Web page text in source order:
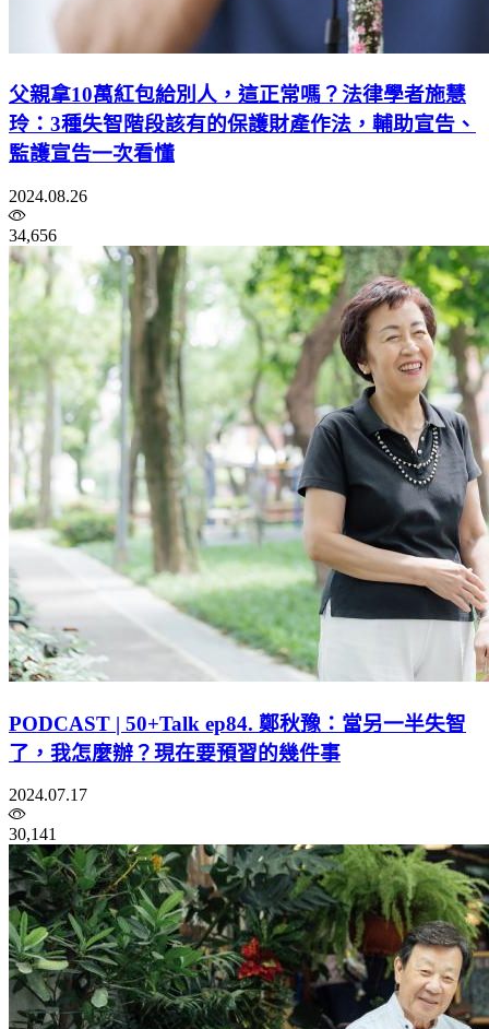
父親拿10萬紅包給別人，這正常嗎？法律學者施慧
玲：3種失智階段該有的保護財產作法，輔助宣告、
監護宣告一次看懂
2024.08.26
34,656
PODCAST | 50+Talk ep84. 鄭秋豫：當另一半失智
了，我怎麼辦？現在要預習的幾件事
2024.07.17
30,141